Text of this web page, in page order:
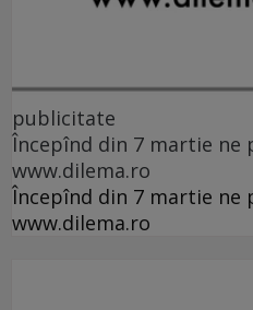
publicitate
Începînd din 7 martie ne
www.dilema.ro
Începînd din 7 martie ne
www.dilema.ro